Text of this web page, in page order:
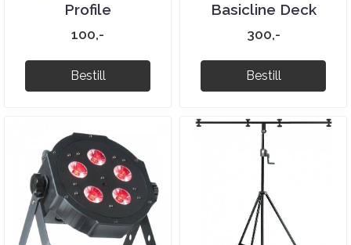
Profile
100,-
Bestill
Basicline Deck
300,-
Bestill